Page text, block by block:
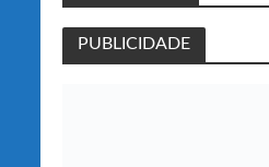
PUBLICIDADE